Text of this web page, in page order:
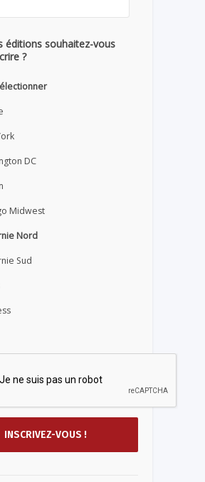
éditions souhaitez-vous
?
DC
Midwest
Nord
Sud